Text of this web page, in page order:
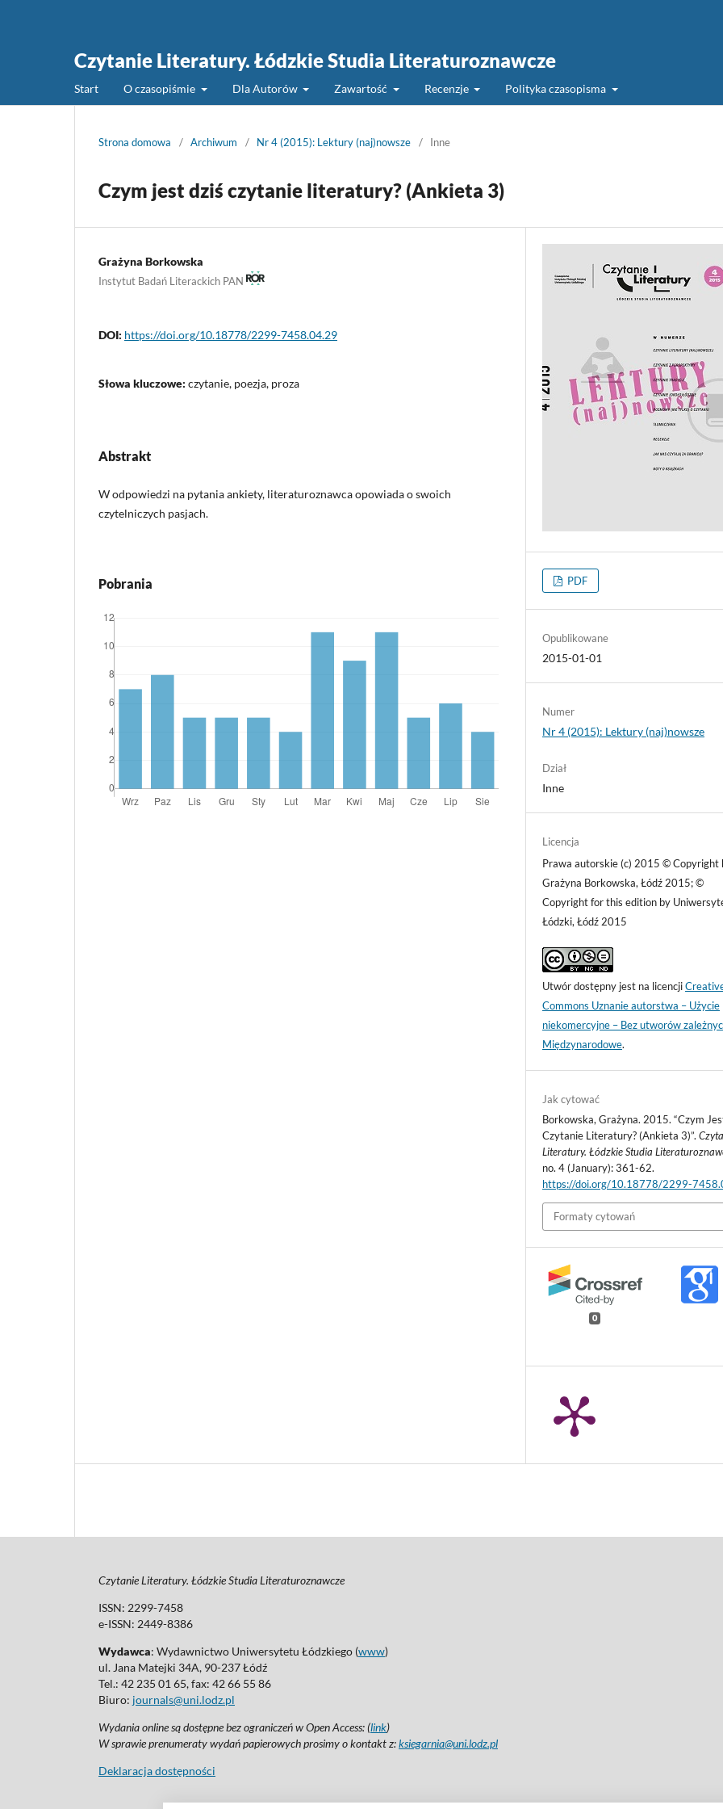
Czytanie Literatury. Łódzkie Studia Literaturoznawcze
Start O czasopiśmie Dla Autorów Zawartość Recenzje Polityka czasopisma
Strona domowa / Archiwum / Nr 4 (2015): Lektury (naj)nowsze / Inne
Czym jest dziś czytanie literatury? (Ankieta 3)
Grażyna Borkowska
Instytut Badań Literackich PAN
DOI: https://doi.org/10.18778/2299-7458.04.29
Słowa kluczowe: czytanie, poezja, proza
Abstrakt
W odpowiedzi na pytania ankiety, literaturoznawca opowiada o swoich
czytelniczych pasjach.
Pobrania PDF
Opublikowane
2015-01-01
Numer
Nr 4 (2015): Lektury (naj)nowsze
Dział
Inne
Licencja
Prawa autorskie (c) 2015 © Copyright
Grażyna Borkowska, Łódź 2015; ©
Copyright for this edition by
Łódzki, Łódź 2015
Utwór dostępny jest na licencji
Commons Uznanie autorstwa – Użycie
niekomercyjne – Bez utworów
Międzynarodowe.
Jak cytować
Borkowska, Grażyna. 2015. “Czym
Czytanie Literatury? (Ankieta 3)”.
Literatury. Łódzkie Studia
no. 4 (January): 361-62.
https://doi.org/10.18778/2299-
Formaty cytowań
0
Czytanie Literatury. Łódzkie Studia Literaturoznawcze
ISSN: 2299-7458
e-ISSN: 2449-8386
Wydawca: Wydawnictwo Uniwersytetu Łódzkiego (www)
ul. Jana Matejki 34A, 90-237 Łódź
Tel.: 42 235 01 65, fax: 42 66 55 86
Biuro: journals@uni.lodz.pl
Wydania online są dostępne bez ograniczeń w Open Access: (link)
W sprawie prenumeraty wydań papierowych prosimy o kontakt z:ksiegarnia@uni.lodz.pl
Deklaracja dostępności